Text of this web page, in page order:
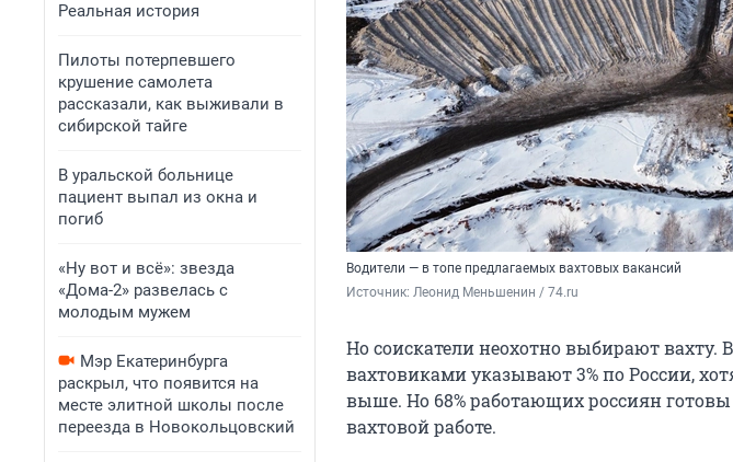
Реальная история
Пилоты потерпевшего
крушение самолета
рассказали, как выживали в
сибирской тайге
В уральской больнице
пациент выпал из окна и
погиб
«Ну вот и всё»: звезда
«Дома-2» развелась с
молодым мужем
Мэр Екатеринбурга
раскрыл, что появится на
месте элитной школы после
переезда в Новокольцовский
Водители — в топе предлагаемых вахтовых вакансий
Источник: Леонид Меньшенин / 74.ru
Но соискатели неохотно выбирают вахту.
вахтовиками указывают 3% по России,
выше. Но 68% работающих россиян
вахтовой работе.